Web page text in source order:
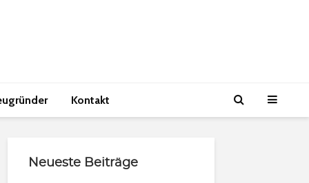
Kontakt
Neueste Beiträge